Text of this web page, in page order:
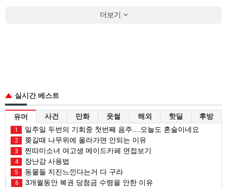
더보기
실시간 베스트
유머 사건 만화 웃썰 해외 핫딜 후방
1 일주일 두번의 기회중 첫번째 음주....오늘도 혼술이네요
2 쫒길때 나무위에 올라가면 안되는 이유
3 찐따미소녀 여고생 메이드카페 면접보기
4 장난감 사용법
5 동물들 지진느낀다는거 다 구라
6 3개월동안 복권 당첨금 수령을 안한 이유